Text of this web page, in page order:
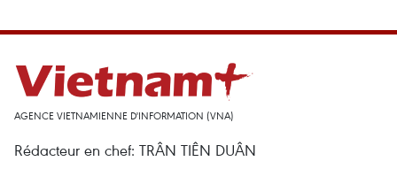
AGENCE VIETNAMIENNE D'INFORMATION (VNA)
Rédacteur en chef: TRÂN TIÊN DUÂN